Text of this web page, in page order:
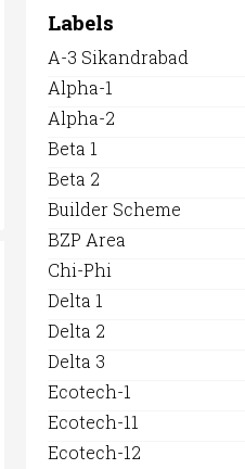
Labels
A-3 Sikandrabad
Alpha-1
Alpha-2
Beta 1
Beta 2
Builder Scheme
BZP Area
Chi-Phi
Delta 1
Delta 2
Delta 3
Ecotech-1
Ecotech-11
Ecotech-12